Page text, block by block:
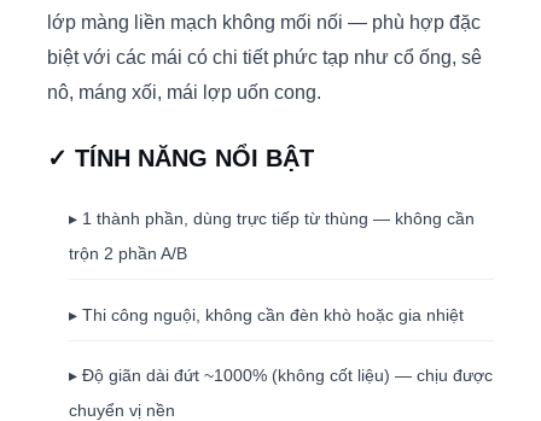
lớp màng liền mạch không mối nối — phù hợp đặc
biệt với các mái có chi tiết phức tạp như cổ ống, sê
nô, máng xối, mái lợp uốn cong.
✓ TÍNH NĂNG NỔI BẬT
▸ 1 thành phần, dùng trực tiếp từ thùng — không cần
trộn 2 phần A/B
▸ Thi công nguội, không cần đèn khò hoặc gia nhiệt
▸ Độ giãn dài đứt ~1000% (không cốt liệu) — chịu được
chuyển vị nền